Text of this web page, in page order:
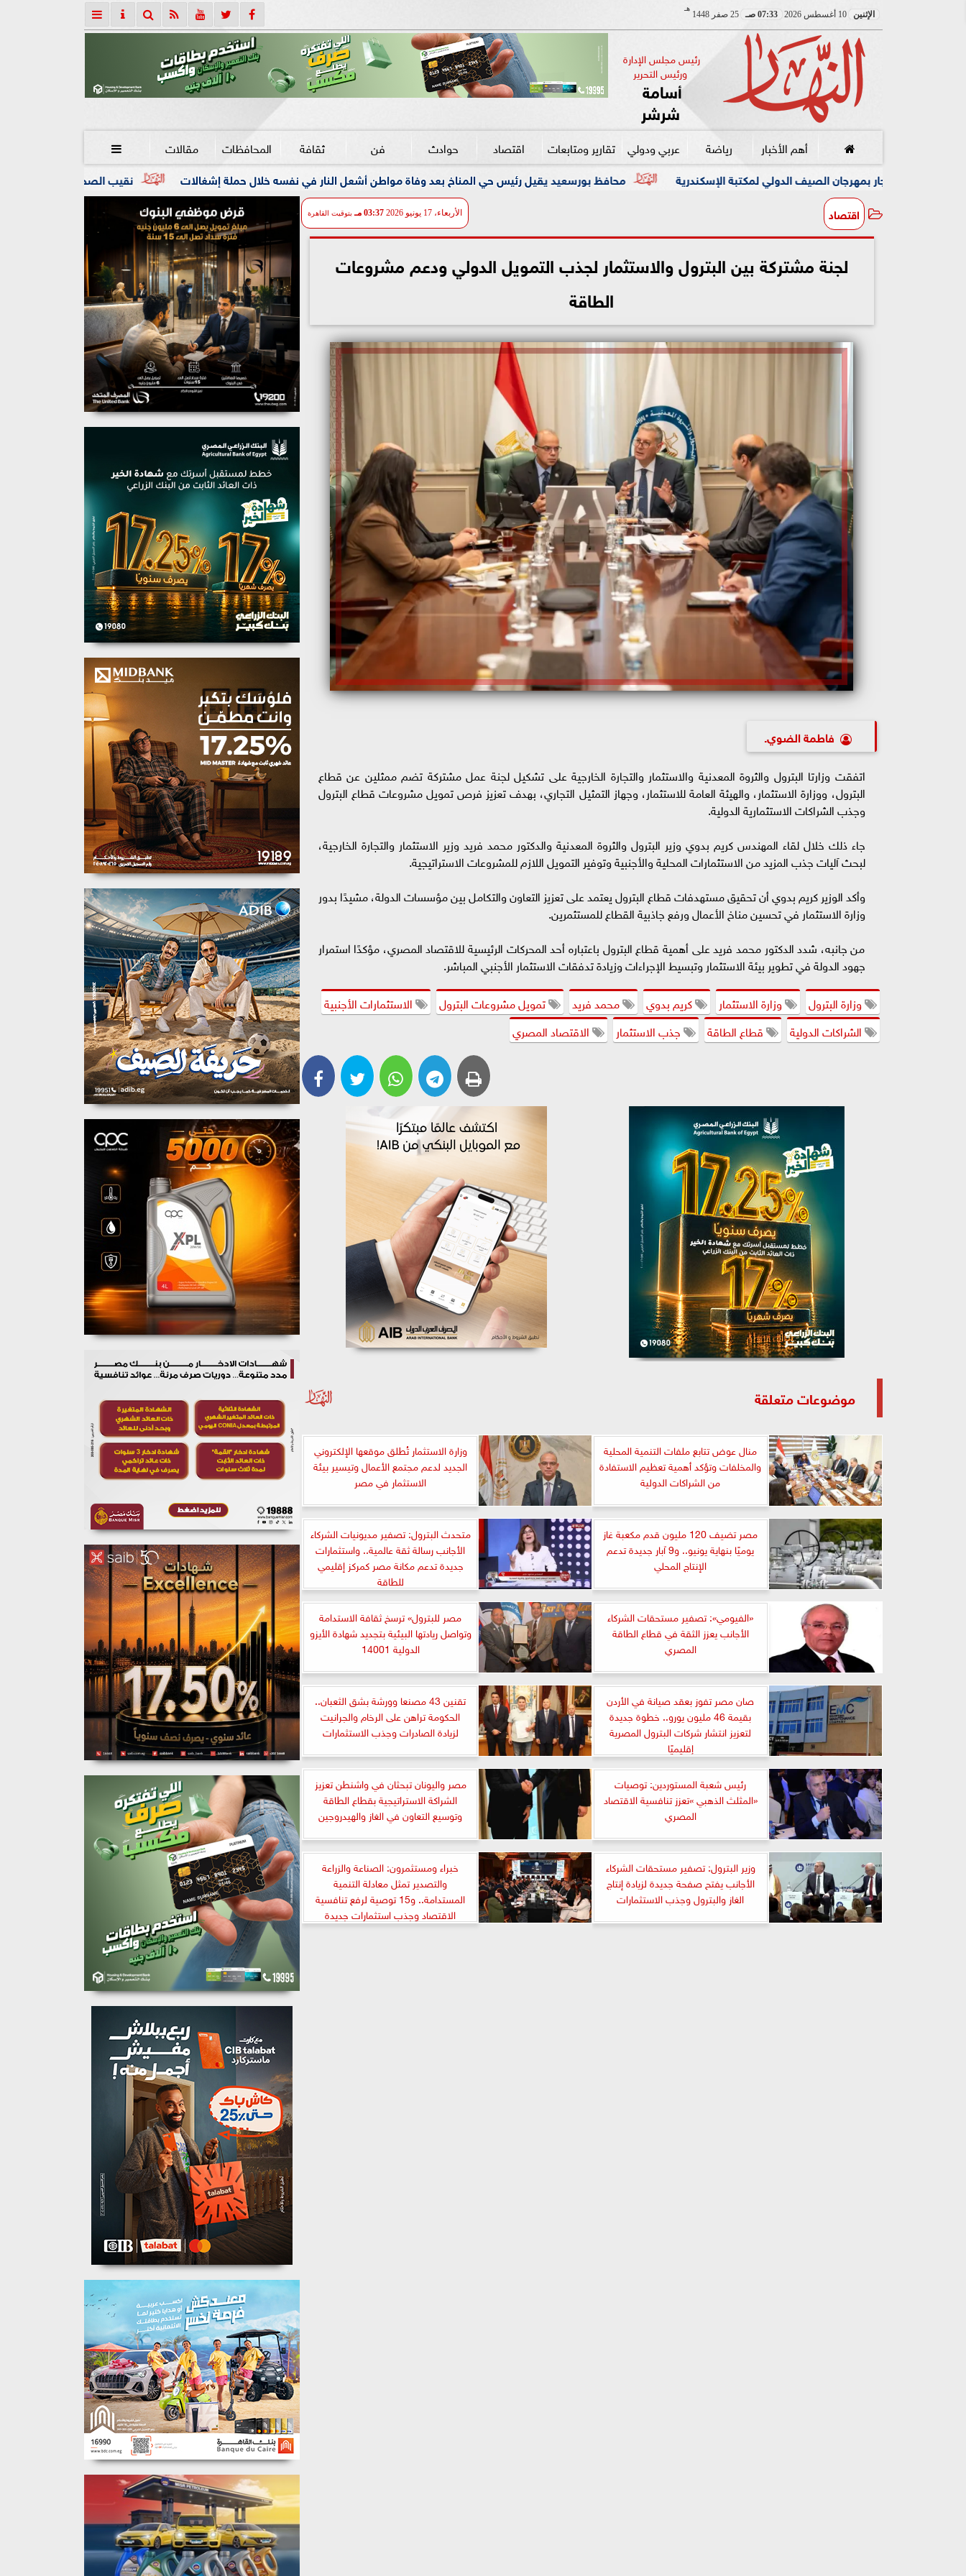
الإثنين 10 أغسطس 2026 07:33 صـ 25 صفر 1448
هـ
رئيس مجلس الإدارة
ورئيس التحرير
أسامة
شرشر
أهم الأخبار رياضة عربي ودولي تقارير ومتابعات اقتصاد حوادث فن ثقافة المحافظات مقالات 
نقيب الصحفيين والنائبة مها عبدالناصر يعلنان محافظ بورسعيد يقيل رئيس حي المناخ بعد وفاة مواطن أشعل النار في نفسه خلال حملة إشغالات الصيف الدولي لمكتبة الإسكندرية
اقتصاد الأربعاء، 17 يونيو 2026 03:37 مـ بتوقيت القاهرة
لجنة مشتركة بين البترول والاستثمار لجذب التمويل الدولي ودعم مشروعات
الطاقة
فاطمة الضوي.
اتفقت وزارتا البترول والثروة المعدنية والاستثمار والتجارة الخارجية على تشكيل لجنة عمل مشتركة تضم ممثلين عن قطاع
البترول، ووزارة الاستثمار، والهيئة العامة للاستثمار، وجهاز التمثيل التجاري، بهدف تعزيز فرص تمويل مشروعات قطاع البترول
وجذب الشراكات الاستثمارية الدولية.
جاء ذلك خلال لقاء المهندس كريم بدوي وزير البترول والثروة المعدنية والدكتور محمد فريد وزير الاستثمار والتجارة الخارجية،
لبحث آليات جذب المزيد من الاستثمارات المحلية والأجنبية وتوفير التمويل اللازم للمشروعات الاستراتيجية.
وأكد الوزير كريم بدوي أن تحقيق مستهدفات قطاع البترول يعتمد على تعزيز التعاون والتكامل بين مؤسسات الدولة، مشيدًا بدور
وزارة الاستثمار في تحسين مناخ الأعمال ورفع جاذبية القطاع للمستثمرين.
من جانبه، شدد الدكتور محمد فريد على أهمية قطاع البترول باعتباره أحد المحركات الرئيسية للاقتصاد المصري، مؤكدًا استمرار
جهود الدولة في تطوير بيئة الاستثمار وتبسيط الإجراءات وزيادة تدفقات الاستثمار الأجنبي المباشر.
وزارة البترول
وزارة الاستثمار كريم بدوي محمد فريد تمويل مشروعات البترول
الاستثمارات الأجنبية
الشراكات الدولية
قطاع الطاقة جذب الاستثمار الاقتصاد المصري
موضوعات متعلقة
منال عوض تتابع ملفات التنمية المحلية
والمخلفات وتؤكد أهمية تعظيم الاستفادة
من الشراكات الدولية
وزارة الاستثمار تُطلق موقعها الإلكتروني
الجديد لدعم مجتمع الأعمال وتيسير بيئة
الاستثمار في مصر
مصر تضيف 120 مليون قدم مكعبة غاز
يوميًا بنهاية يونيو.. و9 آبار جديدة تدعم
الإنتاج المحلي
متحدث البترول: تصفير مديونيات الشركاء
الأجانب رسالة ثقة عالمية.. واستثمارات
جديدة تدعم مكانة مصر كمركز إقليمي
للطاقة
«الفيومي»: تصفير مستحقات الشركاء
الأجانب يعزز الثقة في قطاع الطاقة
المصري
مصر للبترول» ترسخ ثقافة الاستدامة
وتواصل ريادتها البيئية بتجديد شهادة الأيزو
الدولية 14001
صان مصر تفوز بعقد صيانة في الأردن
بقيمة 46 مليون يورو.. خطوة جديدة
لتعزيز انتشار شركات البترول المصرية
إقليميًا
تقنين 43 مصنعا وورشة بشق الثعبان..
الحكومة تراهن على الرخام والجرانيت
لزيادة الصادرات وجذب الاستثمارات
رئيس شعبة المستوردين: توصيات
«المثلث الذهبي »تعزز تنافسية الاقتصاد
المصري
مصر واليونان تبحثان في واشنطن تعزيز
الشراكة الاستراتيجية بقطاع الطاقة
وتوسيع التعاون في الغاز والهيدروجين
وزير البترول: تصفير مستحقات الشركاء
الأجانب يفتح صفحة جديدة لزيادة إنتاج
الغاز والبترول وجذب الاستثمارات
خبراء ومستثمرون: الصناعة والزراعة
والتصدير تمثل معادلة التنمية
المستدامة.. و15 توصية لرفع تنافسية
الاقتصاد وجذب استثمارات جديدة